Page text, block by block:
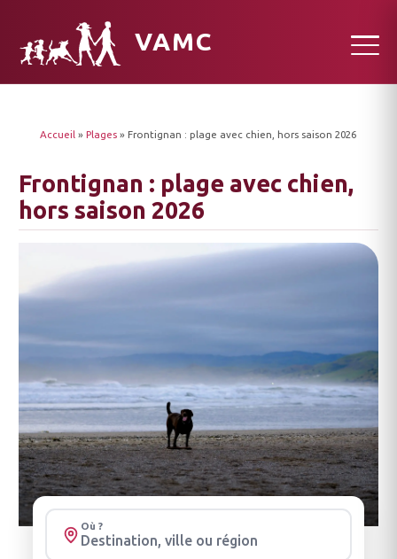
VAMC
Accueil » Plages » Frontignan : plage avec chien, hors saison 2026
Frontignan : plage avec chien,
hors saison 2026
Où ?